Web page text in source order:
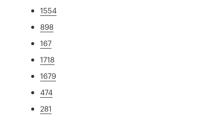
1554
898
167
1718
1679
474
281